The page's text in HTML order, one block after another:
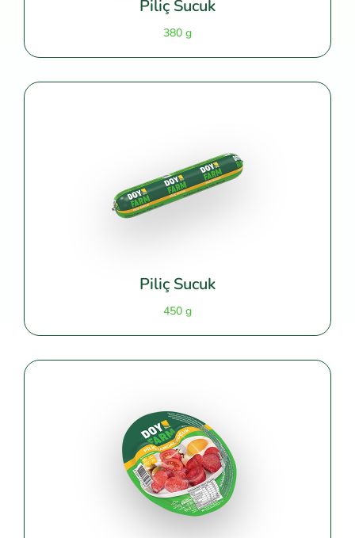
Piliç Sucuk
380 g
Piliç Sucuk
450 g